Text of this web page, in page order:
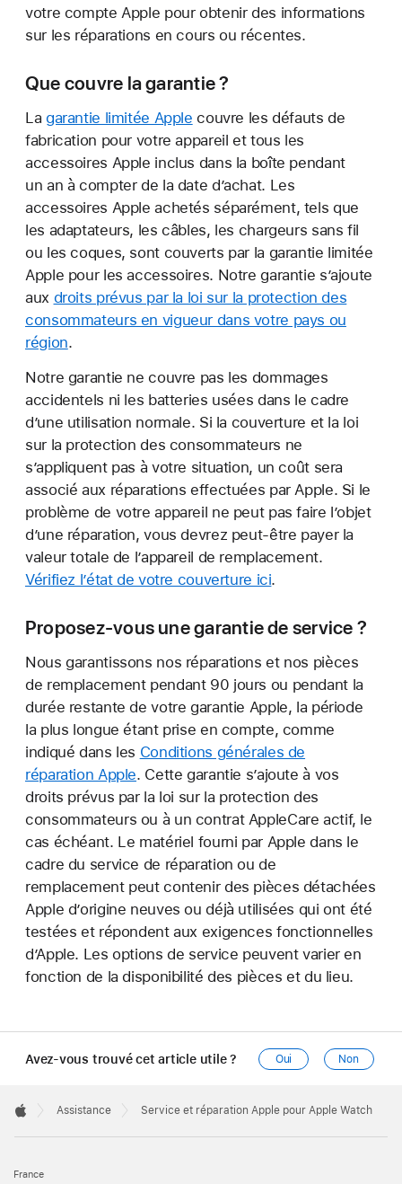
votre compte Apple pour obtenir des informations
sur les réparations en cours ou récentes.
Que couvre la garantie ?
La garantie limitée Apple couvre les défauts de
fabrication pour votre appareil et tous les
accessoires Apple inclus dans la boîte pendant
un an à compter de la date d’achat. Les
accessoires Apple achetés séparément, tels que
les adaptateurs, les câbles, les chargeurs sans fil
ou les coques, sont couverts par la garantie limitée
Apple pour les accessoires. Notre garantie s’ajoute
aux droits prévus par la loi sur la protection des
consommateurs en vigueur dans votre pays ou
région.
Notre garantie ne couvre pas les dommages
accidentels ni les batteries usées dans le cadre
d’une utilisation normale. Si la couverture et la loi
sur la protection des consommateurs ne
s’appliquent pas à votre situation, un coût sera
associé aux réparations effectuées par Apple. Si le
problème de votre appareil ne peut pas faire l’objet
d’une réparation, vous devrez peut-être payer la
valeur totale de l’appareil de remplacement.
Vérifiez l’état de votre couverture ici.
Proposez-vous une garantie de service ?
Nous garantissons nos réparations et nos pièces
de remplacement pendant 90 jours ou pendant la
durée restante de votre garantie Apple, la période
la plus longue étant prise en compte, comme
indiqué dans les Conditions générales de
réparation Apple. Cette garantie s’ajoute à vos
droits prévus par la loi sur la protection des
consommateurs ou à un contrat AppleCare actif, le
cas échéant. Le matériel fourni par Apple dans le
cadre du service de réparation ou de
remplacement peut contenir des pièces détachées
Apple d’origine neuves ou déjà utilisées qui ont été
testées et répondent aux exigences fonctionnelles
d’Apple. Les options de service peuvent varier en
fonction de la disponibilité des pièces et du lieu.
Avez-vous trouvé cet article utile ? Oui Non
Footer

Assistance Service et réparation Apple pour Apple Watch
France